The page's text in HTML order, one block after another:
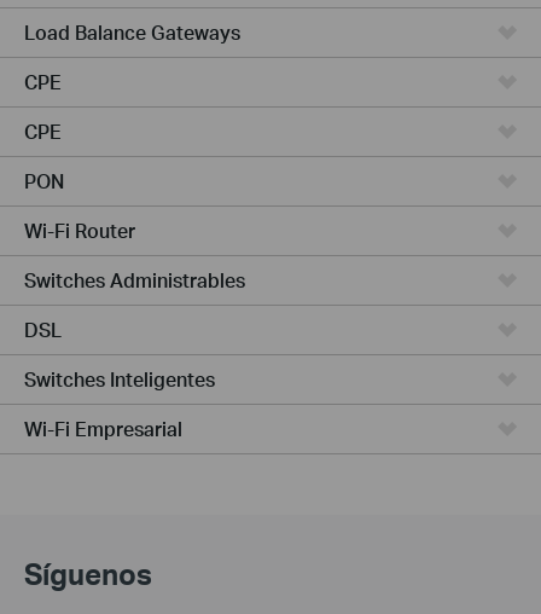
Load Balance Gateways
CPE
CPE
PON
Wi-Fi Router
Switches Administrables
DSL
Switches Inteligentes
Wi-Fi Empresarial
Síguenos